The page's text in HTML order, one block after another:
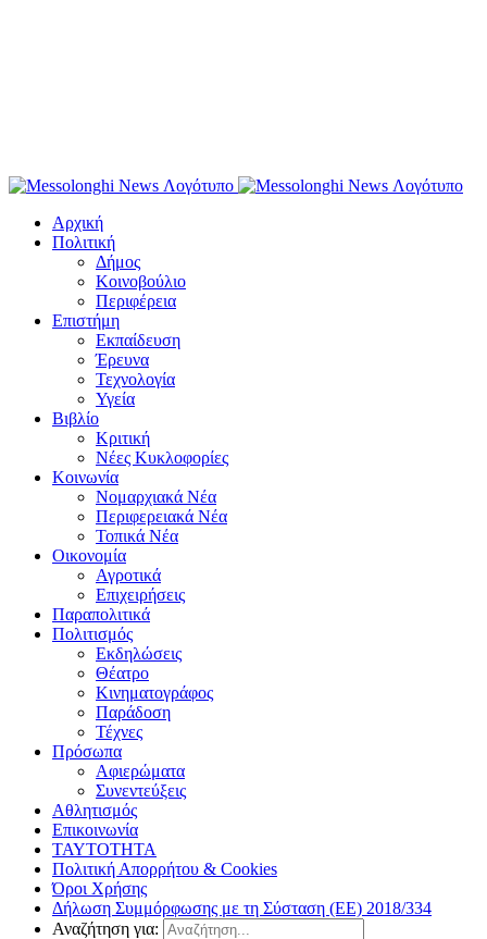
Αρχική
Πολιτική
Δήμος
Κοινοβούλιο
Περιφέρεια
Επιστήμη
Εκπαίδευση
Έρευνα
Τεχνολογία
Υγεία
Βιβλίο
Κριτική
Νέες Κυκλοφορίες
Κοινωνία
Νομαρχιακά Νέα
Περιφερειακά Νέα
Τοπικά Νέα
Οικονομία
Αγροτικά
Επιχειρήσεις
Παραπολιτικά
Πολιτισμός
Εκδηλώσεις
Θέατρο
Κινηματογράφος
Παράδοση
Τέχνες
Πρόσωπα
Αφιερώματα
Συνεντεύξεις
Αθλητισμός
Επικοινωνία
ΤΑΥΤΟΤΗΤΑ
Πολιτική Απορρήτου & Cookies
Όροι Χρήσης
Δήλωση Συμμόρφωσης με τη Σύσταση (ΕΕ) 2018/334
Αναζήτηση για: